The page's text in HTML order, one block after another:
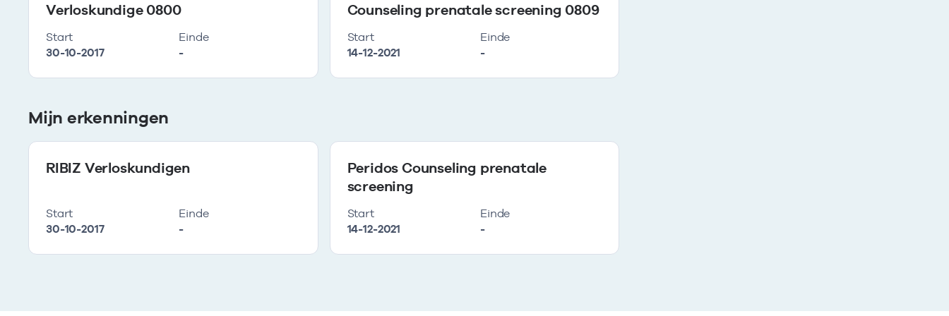
Verloskundige 0800
Start
30-10-2017
Einde
-
Counseling prenatale screening 0809
Start
14-12-2021
Einde
-
Mijn erkenningen
RIBIZ Verloskundigen
Start
30-10-2017
Einde
-
Peridos Counseling prenatale
screening
Start
14-12-2021
Einde
-